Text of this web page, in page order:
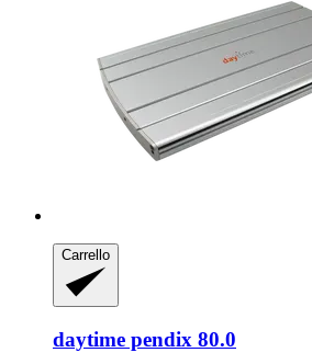
Carrello
daytime pendix 80.0